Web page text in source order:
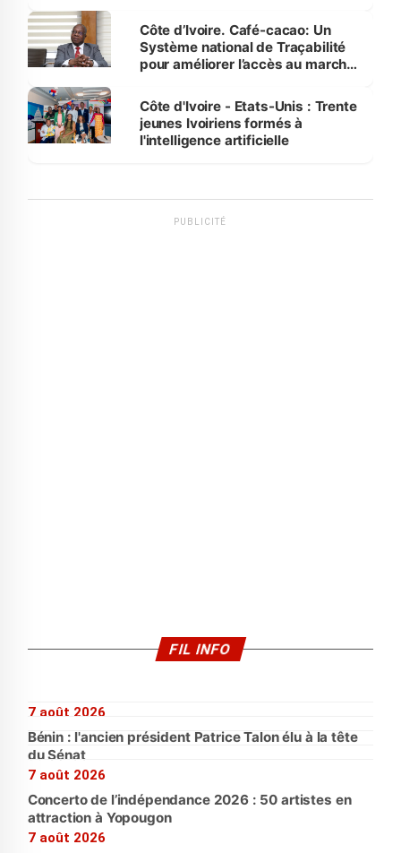
Côte d’Ivoire. Café-cacao: Un
Système national de Traçabilité
pour améliorer l’accès au marché
Côte d'Ivoire - Etats-Unis : Trente
jeunes Ivoiriens formés à
l'intelligence artificielle
PUBLICITÉ
FIL INFO
7 août 2026
Bénin : l'ancien président Patrice Talon élu à la tête
du Sénat
7 août 2026
Concerto de l’indépendance 2026 : 50 artistes en
attraction à Yopougon
7 août 2026